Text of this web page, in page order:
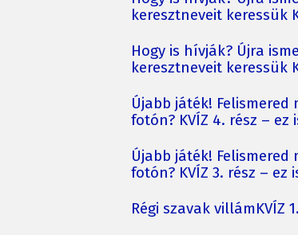
keresztneveit keressük
Hogy is hívják? Újra
keresztneveit keressük
Újabb játék!
fotón? KVÍZ 4. rész – ez
Újabb játék!
fotón? KVÍZ 3. rész – ez
Régi szavak villámKVÍZ